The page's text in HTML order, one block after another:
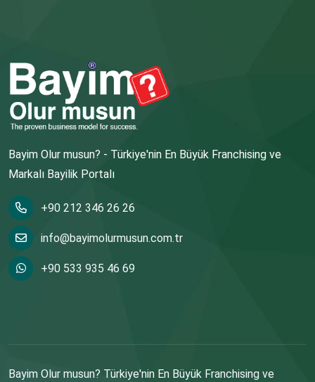
Bayim Olur musun? - Türkiye'nin En Büyük Franchising ve
Markalı Bayilik Portalı
+90 212 346 26 26
info@bayimolurmusun.com.tr
+90 533 935 46 69
Bayim Olur musun? Türkiye'nin En Büyük Franchising ve